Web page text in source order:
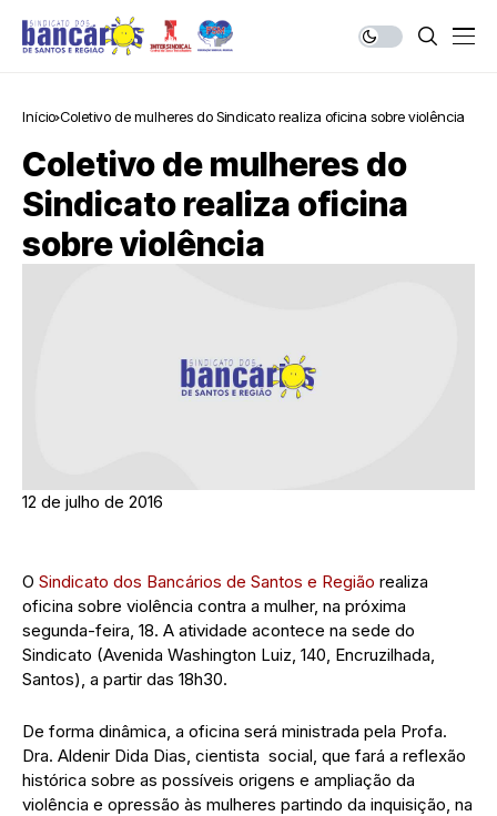
Início Coletivo de mulheres do Sindicato realiza oficina sobre violência
Coletivo de mulheres do
Sindicato realiza oficina
sobre violência
12 de julho de 2016
O Sindicato dos Bancários de Santos e Região realiza
oficina sobre violência contra a mulher, na próxima
segunda-feira, 18. A atividade acontece na sede do
Sindicato (Avenida Washington Luiz, 140, Encruzilhada,
Santos), a partir das 18h30.
De forma dinâmica, a oficina será ministrada pela Profa.
Dra. Aldenir Dida Dias, cientista social, que fará a reflexão
histórica sobre as possíveis origens e ampliação da
violência e opressão às mulheres partindo da inquisição, na